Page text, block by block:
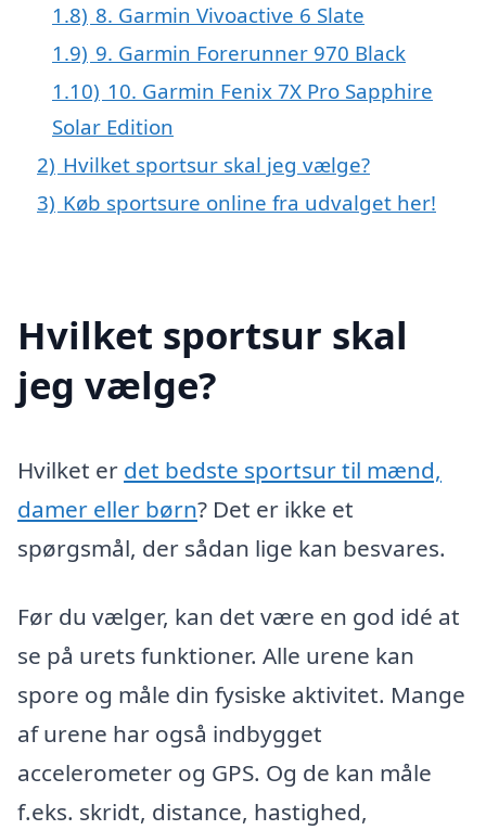
1.8) 8. Garmin Vivoactive 6 Slate
1.9) 9. Garmin Forerunner 970 Black
1.10) 10. Garmin Fenix 7X Pro Sapphire
Solar Edition
2) Hvilket sportsur skal jeg vælge?
3) Køb sportsure online fra udvalget her!
Hvilket sportsur skal
jeg vælge?
Hvilket er det bedste sportsur til mænd,
damer eller børn? Det er ikke et
spørgsmål, der sådan lige kan besvares.
Før du vælger, kan det være en god idé at
se på urets funktioner. Alle urene kan
spore og måle din fysiske aktivitet. Mange
af urene har også indbygget
accelerometer og GPS. Og de kan måle
f.eks. skridt, distance, hastighed,